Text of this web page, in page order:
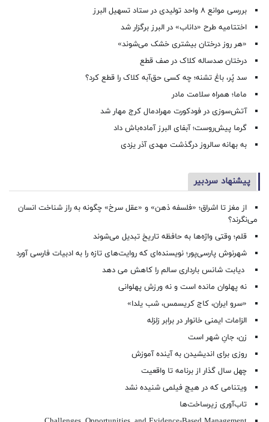
بررسی موانع ۸ واحد تولیدی در ستاد تسهیل البرز
اختتامیه طرح «داناب» در البرز برگزار شد
«هر روز درختان بیشتری خشک می‌شوند»
درختان صدساله کلاک در صف قطع
سد پُر، باغ تشنه؛ چه کسی حق‌آبه کلاک را قطع کرد؟
ماما؛ همراه سلامت مادر
آتش‌سوزی در فودکورت مهرادمال کرج مهار شد
گرما پیش‌روست؛ آبفای البرز آماده‌باش داد
به بهانه سالروز درگذشت مهدی آذر یزدی
پیشنهاد سردبیر
از مغز تا اشراق؛ «فلسفه ذهن» و «عقل سرخ» چگونه به راز شناخت انسان
می‌نگرند؟
قلم؛ وقتی واژه‌ها به حافظه تاریخ تبدیل می‌شوند
شهرنوش پارسی‌پور؛ نویسنده‌ای که روایت‌های تازه را به ادبیات فارسی آورد
دیابت شانس بارداری سالم را کاهش می دهد
نه پهلوان مانده است و نه ورزش پهلوانی
«سرو ایران، کاج کریسمس، شب یلدا»
الزامات ایمنی خانوار در برابر زلزله
زن، جانِ شهر است
روزی برای اندیشیدن به آینده آموزش
چهل سال گذار از برنامه تا واقعیت
ویتنامی که در هیچ فیلمی شنیده نشد
تاب‌آوری زیرساخت‌ها